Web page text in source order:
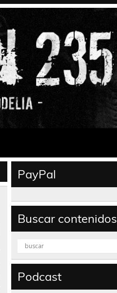
PayPal
Buscar contenidos
Podcast